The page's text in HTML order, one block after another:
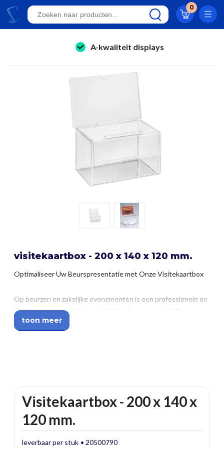
0
winkelinrichting & retail displays
kantoorartikelen
Klantwaardering 8.9
A-kwaliteit displays
Eigen productie
24/7 bereikbaar
Al 23 jaar online!
Klantwaardering 8.9
visitekaartbox - 200 x 140 x 120 mm.
Optimaliseer Uw Beurspresentatie met Onze Visitekaartbox
Op beurzen en zakelijke evenementen is een professionele en
efficiënte presentatie van visitekaartjes essentieel. Deze
visitekaartbox van helder plexiglas biedt een stijlvolle en
Waarom kiezen voor deze visitekaartbox?
professionele uitstraling en maximale zichtbaarheid.
toon meer
Visitekaartbox - 200 x 140 x
120 mm.
leverbaar per stuk 20500790